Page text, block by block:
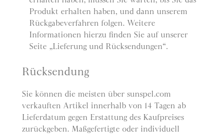
Produkt erhalten haben, und dann unserem
Rückgabeverfahren folgen. Weitere
Informationen hierzu finden Sie auf unserer
Seite „Lieferung und Rücksendungen“.
Rücksendung
Sie können die meisten über sunspel.com
verkauften Artikel innerhalb von 14 Tagen ab
Lieferdatum gegen Erstattung des Kaufpreises
zurückgeben. Maßgefertigte oder individuell